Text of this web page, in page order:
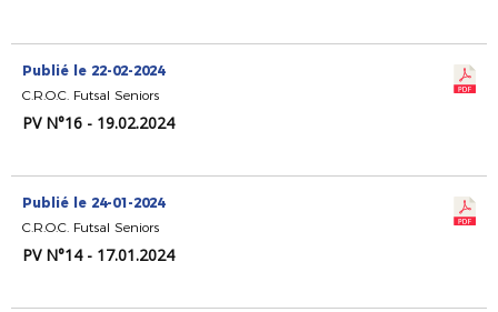
Publié le 22-02-2024
C.R.O.C. Futsal Seniors
PV N°16 - 19.02.2024
Publié le 24-01-2024
C.R.O.C. Futsal Seniors
PV N°14 - 17.01.2024